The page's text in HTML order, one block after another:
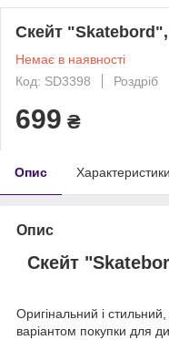
Скейт
Немає в наявності
Код: SD3398
Роздріб
699 ₴
Опис Характеристики
Опис
Скейт
Оригінальний і стильний,
варіантом покупки для